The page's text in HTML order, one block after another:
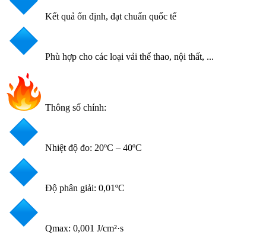
Kết quả ổn định, đạt chuẩn quốc tế
Phù hợp cho các loại vải thể thao, nội thất, ...
Thông số chính:
Nhiệt độ đo: 20ºC – 40ºC
Độ phân giải: 0,01ºC
Qmax: 0,001 J/cm²·s